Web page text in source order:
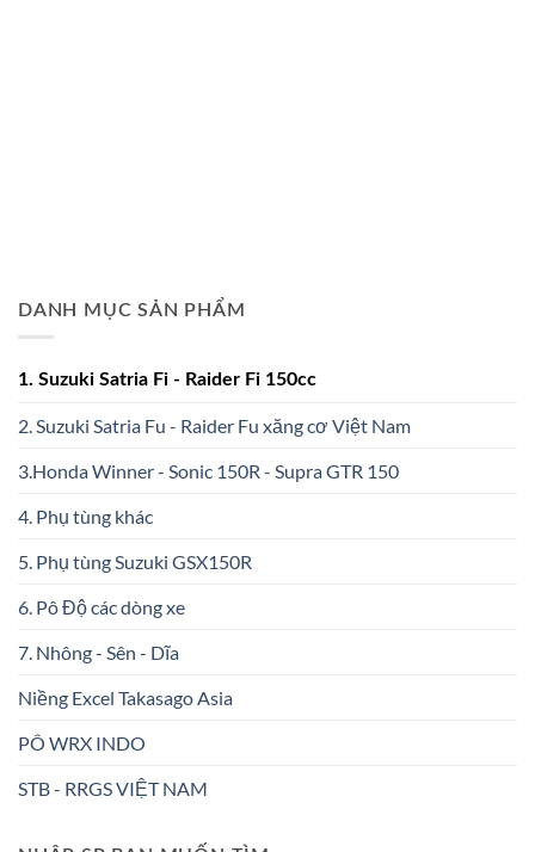
DANH MỤC SẢN PHẨM
1. Suzuki Satria Fi - Raider Fi 150cc
2. Suzuki Satria Fu - Raider Fu xăng cơ Việt Nam
3.Honda Winner - Sonic 150R - Supra GTR 150
4. Phụ tùng khác
5. Phụ tùng Suzuki GSX150R
6. Pô Độ các dòng xe
7. Nhông - Sên - Dĩa
Niềng Excel Takasago Asia
PÔ WRX INDO
STB - RRGS VIỆT NAM